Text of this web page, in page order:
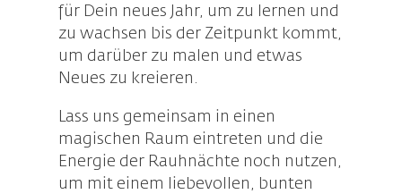
für Dein neues Jahr, um zu lernen und
zu wachsen bis der Zeitpunkt kommt,
um darüber zu malen und etwas
Neues zu kreieren.
Lass uns gemeinsam in einen
magischen Raum eintreten und die
Energie der Rauhnächte noch nutzen,
um mit einem liebevollen, bunten